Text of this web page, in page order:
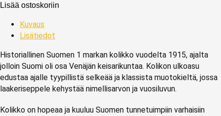
Lisää ostoskoriin
Kuvaus
Lisätiedot
Historiallinen Suomen 1 markan kolikko vuodelta 1915, ajalta
jolloin Suomi oli osa Venäjän keisarikuntaa. Kolikon ulkoasu
edustaa ajalle tyypillistä selkeää ja klassista muotokieltä, jossa
laakeriseppele kehystää nimellisarvon ja vuosiluvun.
Kolikko on hopeaa ja kuuluu Suomen tunnetuimpiin varhaisiin